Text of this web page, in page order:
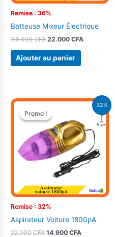
Remise : 36%
Batteuse Mixeur Électrique
34.400CFA 22.000CFA
Ajouter au panier
32%
Promo !
Remise : 32%
Promo !
Aspirateur Voiture 1800pA
22.000CFA
Le
prix
initial
était :
22.000 CFA.
14.900CFA
Le
prix
est :
14.900 CFA.